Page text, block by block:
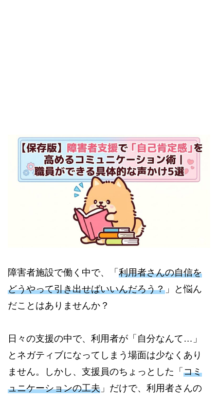
障害者施設で働く中で、「 利用者さんの自信を
どうやって引き出せばいいんだろう？ 」と悩ん
だことはありませんか？
日々の支援の中で、利用者が「自分なんて…」
とネガティブになってしまう場面は少なくあり
ません。しかし、支援員のちょっとした「 コミ
ュニケーションの工夫 」だけで、利用者さんの